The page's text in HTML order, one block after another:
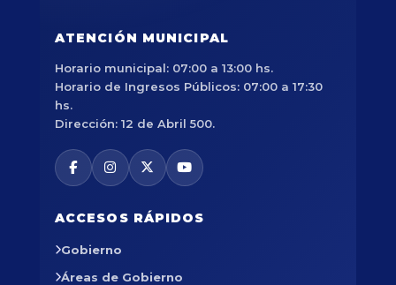
ATENCIÓN MUNICIPAL
Horario municipal: 07:00 a 13:00 hs.
Horario de Ingresos Públicos: 07:00 a 17:30
hs.
Dirección: 12 de Abril 500.
ACCESOS RÁPIDOS
Gobierno
Áreas de Gobierno